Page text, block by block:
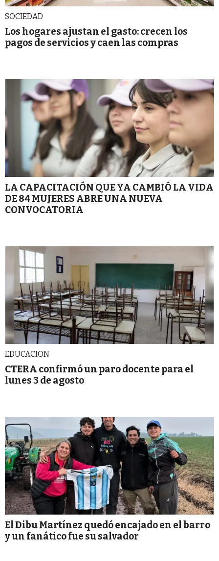
SOCIEDAD
Los hogares ajustan el gasto: crecen los
pagos de servicios y caen las compras
LA CAPACITACIÓN QUE YA CAMBIÓ LA VIDA
DE 84 MUJERES ABRE UNA NUEVA
CONVOCATORIA
EDUCACION
CTERA confirmó un paro docente para el
lunes 3 de agosto
El Dibu Martínez quedó encajado en el barro
y un fanático fue su salvador